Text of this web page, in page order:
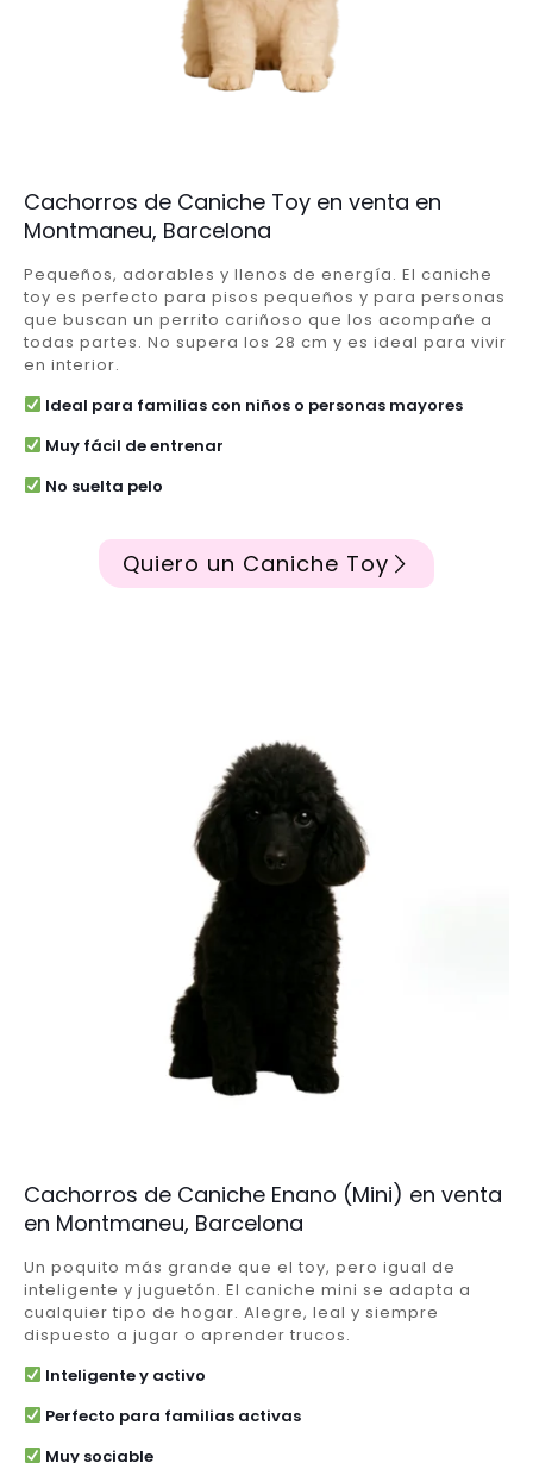
Cachorros de Caniche Toy en venta en
Montmaneu, Barcelona
Pequeños, adorables y llenos de energía. El caniche
toy es perfecto para pisos pequeños y para personas
que buscan un perrito cariñoso que los acompañe a
todas partes. No supera los 28 cm y es ideal para vivir
en interior.
Ideal para familias con niños o personas mayores
Muy fácil de entrenar
No suelta pelo
Quiero un Caniche Toy
Cachorros de Caniche Enano (Mini) en venta
en Montmaneu, Barcelona
Un poquito más grande que el toy, pero igual de
inteligente y juguetón. El caniche mini se adapta a
cualquier tipo de hogar. Alegre, leal y siempre
dispuesto a jugar o aprender trucos.
Inteligente y activo
Perfecto para familias activas
Muy sociable